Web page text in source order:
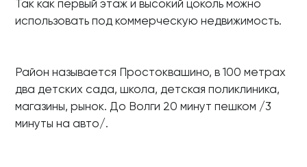
Так как первый этаж и высокий цоколь можно
использовать под коммерческую недвижимость.
Район называется Простоквашино, в 100 метрах
два детских сада, школа, детская поликлиника,
магазины, рынок. До Волги 20 минут пешком /3
минуты на авто/.